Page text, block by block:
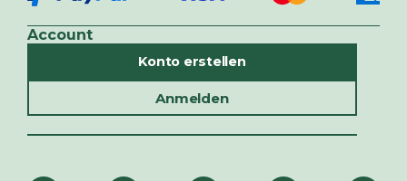
Account
Konto erstellen
Anmelden